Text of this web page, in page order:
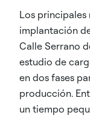
Los principales
implantación
Calle Serrano
estudio de
en dos fases
producción.
un tiempo